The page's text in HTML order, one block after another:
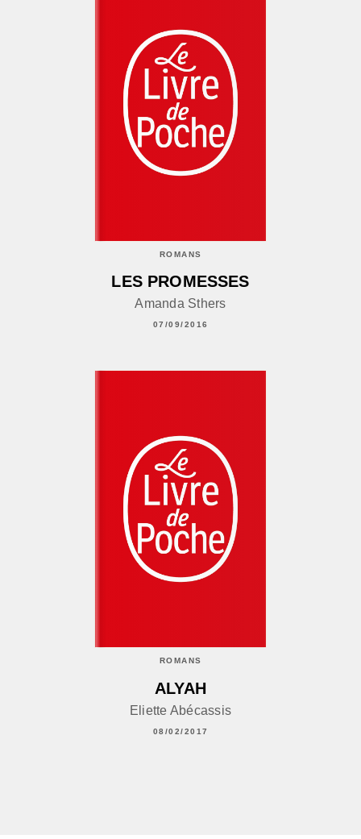
ROMANS
LES PROMESSES
Amanda Sthers
07/09/2016
ROMANS
ALYAH
Eliette Abécassis
08/02/2017